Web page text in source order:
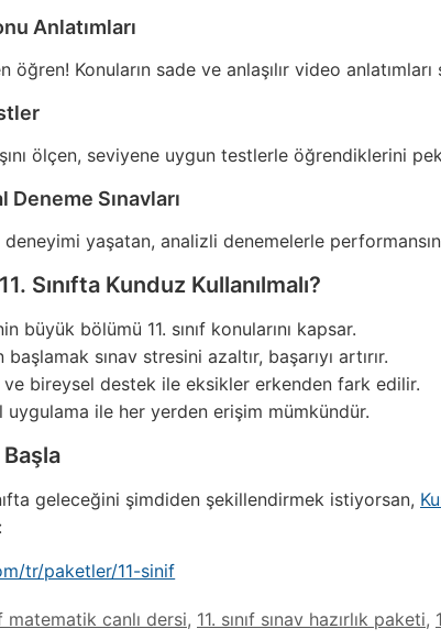
Anlatımları
öğren! Konuların sade ve anlaşılır video
ölçen, seviyene uygun testlerle öğrendiklerini
Deneme Sınavları
deneyimi yaşatan, analizli denemelerle
Sınıfta Kunduz Kullanılmalı?
büyük bölümü 11. sınıf konularını kapsar.
başlamak sınav stresini azaltır, başarıyı artırır.
ve bireysel destek ile eksikler erkenden fark edilir.
uygulama ile her yerden erişim mümkündür.
geleceğini şimdiden şekillendirmek istiyorsan,
tr/paketler/11-sinif
matematik canlı dersi, 11. sınıf sınav hazırlık paketi,